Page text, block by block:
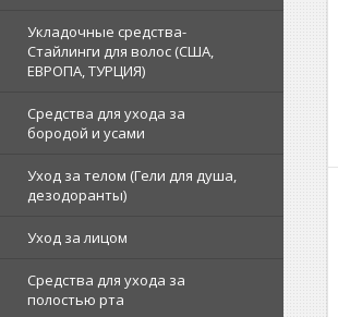
Укладочные средства-
Стайлинги для волос (США,
ЕВРОПА, ТУРЦИЯ)
Средства для ухода за
бородой и усами
Уход за телом (Гели для душа,
дезодоранты)
Уход за лицом
Средства для ухода за
полостью рта